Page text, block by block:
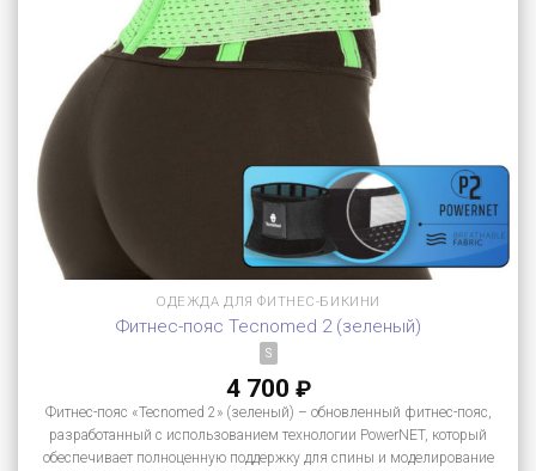
ОДЕЖДА ДЛЯ ФИТНЕС-БИКИНИ
Фитнес-пояс Tecnomed 2 (зеленый)
S
4 700 ₽
Фитнес-пояс «Tecnomed 2» (зеленый) – обновленный фитнес-пояс,
разработанный с использованием технологии PowerNET, который
обеспечивает полноценную поддержку для спины и моделирование